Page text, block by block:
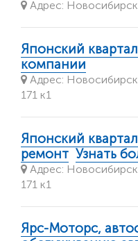
Адрес:
Японский квартал
компании
Адрес:
171 к1
Японский
ремонт Узнать
Адрес:
171 к1
Ярс-Моторс,